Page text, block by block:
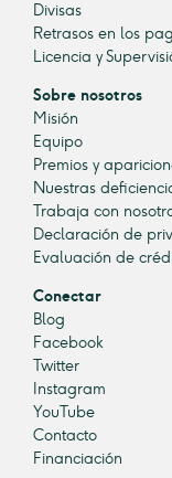
Divisas
Retrasos en los
Licencia y
Sobre nosotros
Misión
Equipo
Premios y
Nuestras
Trabaja con
Declaración de
Evaluación de
Conectar
Blog
Facebook
Twitter
Instagram
YouTube
Contacto
Financiación